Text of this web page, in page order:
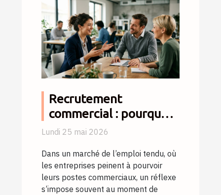
Recrutement
commercial : pourquoi
la personnalité fait
Lundi 25 mai 2026
Dans un marché de l’emploi tendu, où
les entreprises peinent à pourvoir
leurs postes commerciaux, un réflexe
s’impose souvent au moment de